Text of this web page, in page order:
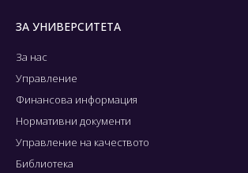
ЗА УНИВЕРСИТЕТА
За нас
Управление
Финансова информация
Нормативни документи
Управление на качеството
Библиотека